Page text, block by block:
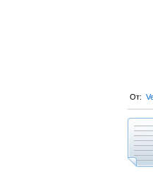
От: